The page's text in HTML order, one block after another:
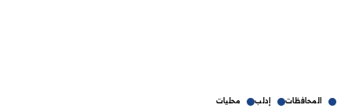
المحافظات إدلب محليات